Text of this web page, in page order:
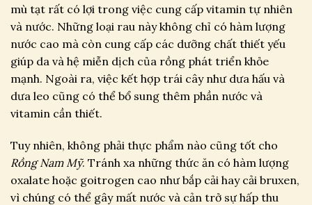
mù tạt rất có lợi trong việc cung cấp vitamin tự nhiên
và nước. Những loại rau này không chỉ có hàm lượng
nước cao mà còn cung cấp các dưỡng chất thiết yếu
giúp da và hệ miễn dịch của rồng phát triển khỏe
mạnh. Ngoài ra, việc kết hợp trái cây như dưa hấu và
dưa leo cũng có thể bổ sung thêm phần nước và
vitamin cần thiết.
Tuy nhiên, không phải thực phẩm nào cũng tốt cho
Rồng Nam Mỹ. Tránh xa những thức ăn có hàm lượng
oxalate hoặc goitrogen cao như bắp cải hay cải bruxen,
vì chúng có thể gây mất nước và cản trở sự hấp thu